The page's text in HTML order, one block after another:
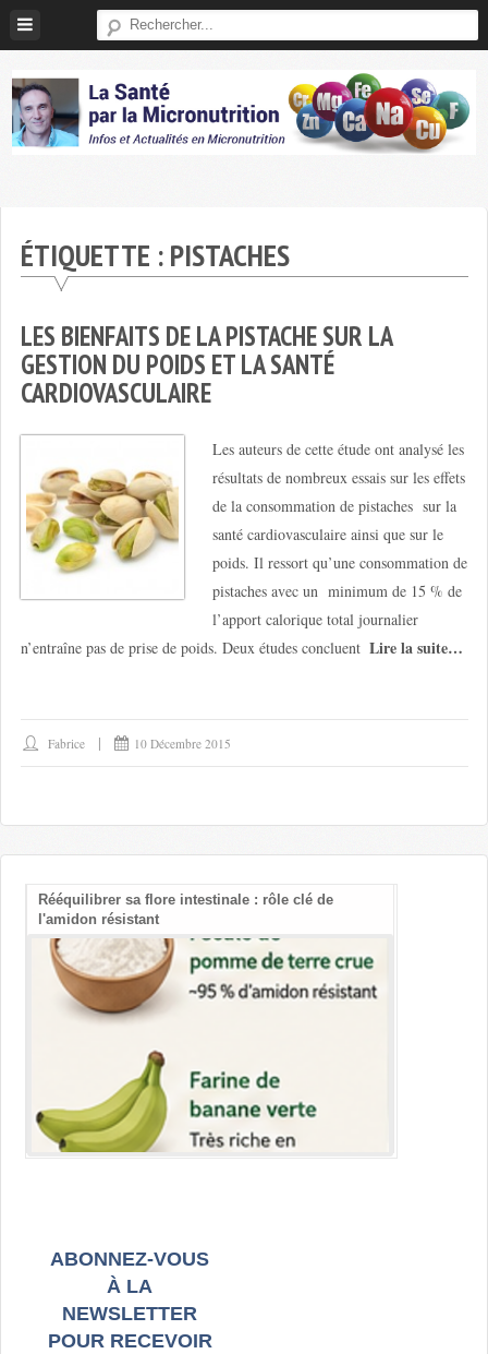
Skip
ÉTIQUETTE :PISTACHES
LES BIENFAITS DE LA PISTACHE SUR LA
GESTION DU POIDS ET LA SANTÉ
CARDIOVASCULAIRE
Les auteurs de cette étude ont analysé les
résultats de nombreux essais sur les effets
de la consommation de pistaches sur la
santé cardiovasculaire ainsi que sur le
poids. Il ressort qu’une consommation de
pistaches avec un minimum de 15 % de
l’apport calorique total journalier
n’entraîne pas de prise de poids. Deux études concluent Lire la suite…
Fabrice 10 Décembre 2015
Rééquilibrer sa flore intestinale : rôle clé de
l'amidon résistant
ABONNEZ-VOUS
À LA
NEWSLETTER
POUR RECEVOIR